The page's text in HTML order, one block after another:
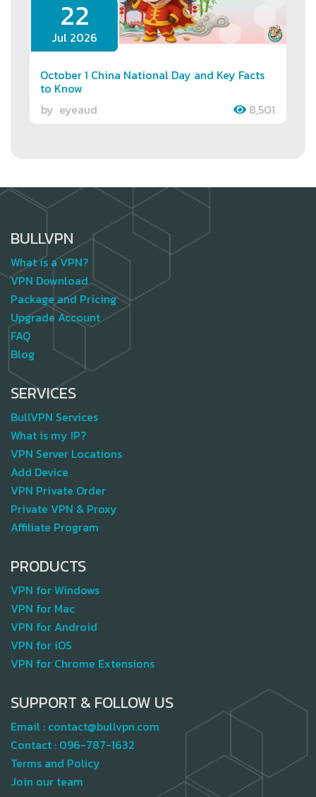
22
Jul 2026
October 1 China National Day and Key Facts
to Know
by eyeaud 8,501
BULLVPN
What is a VPN?
VPN Download
Package and Pricing
Upgrade Account
FAQ
Blog
SERVICES
BullVPN Services
What is my IP?
VPN Server Locations
Add Device
VPN Private Order
Private VPN & Proxy
Affiliate Program
PRODUCTS
VPN for Windows
VPN for Mac
VPN for Android
VPN for iOS
VPN for Chrome Extensions
SUPPORT & FOLLOW US
Email : contact@bullvpn.com
Contact : 096-787-1632
Terms and Policy
Join our team